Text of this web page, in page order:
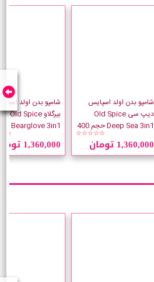
شامپو بدن اولد اسپایس
دیپ سی Old Spice
Deep Sea 3in1 حجم 400
☆☆☆☆☆
1,360,000 تومان
شامپو بدن اولد
بیرگلاو Old Spice
1,360,000 تومان